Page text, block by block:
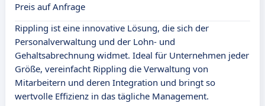
Preis auf Anfrage
Rippling ist eine innovative Lösung, die sich der
Personalverwaltung und der Lohn- und
Gehaltsabrechnung widmet. Ideal für Unternehmen jeder
Größe, vereinfacht Rippling die Verwaltung von
Mitarbeitern und deren Integration und bringt so
wertvolle Effizienz in das tägliche Management.